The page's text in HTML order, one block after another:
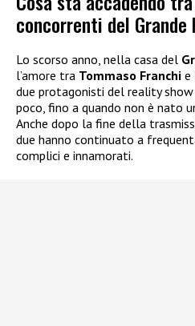
concorrenti del Grande
Lo scorso anno, nella casa del
l’amore tra Tommaso Franchi e
due protagonisti del reality
poco, fino a quando non è nato
Anche dopo la fine della
due hanno continuato a
complici e innamorati.